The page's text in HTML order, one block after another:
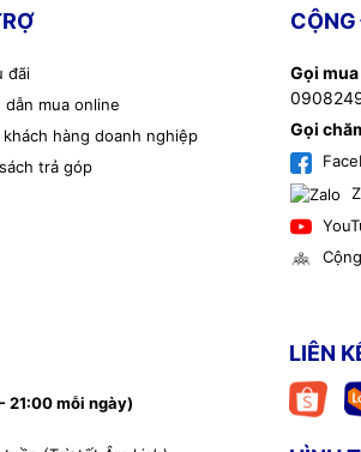
đãi
dẫn mua online
khách hàng doanh nghiệp
trả góp
Gọi
Gọi
21:00 mỗi ngày)
LIÊN